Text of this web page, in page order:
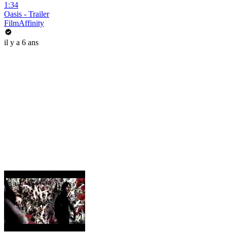
1:34
Oasis - Trailer
FilmAffinity
il y a 6 ans